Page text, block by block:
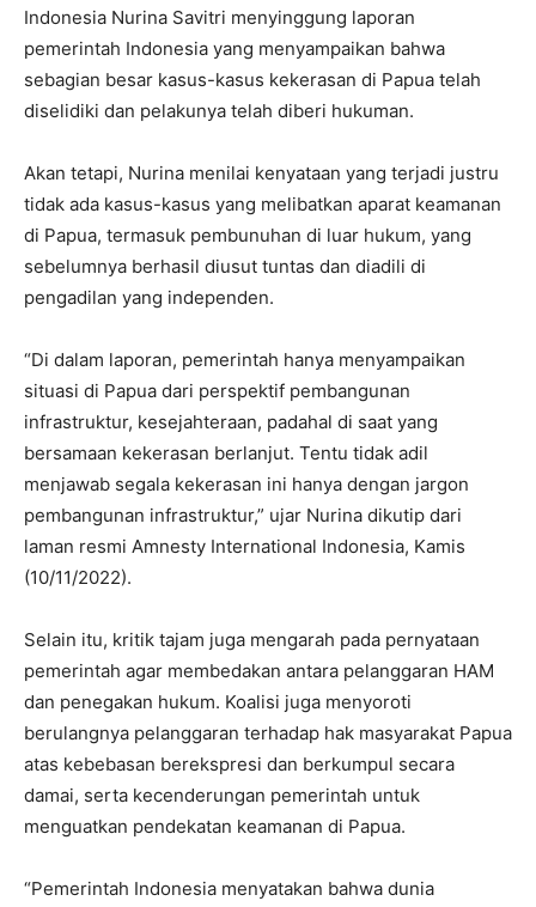
Indonesia Nurina Savitri menyinggung laporan
pemerintah Indonesia yang menyampaikan bahwa
sebagian besar kasus-kasus kekerasan di Papua telah
diselidiki dan pelakunya telah diberi hukuman.
Akan tetapi, Nurina menilai kenyataan yang terjadi justru
tidak ada kasus-kasus yang melibatkan aparat keamanan
di Papua, termasuk pembunuhan di luar hukum, yang
sebelumnya berhasil diusut tuntas dan diadili di
pengadilan yang independen.
“Di dalam laporan, pemerintah hanya menyampaikan
situasi di Papua dari perspektif pembangunan
infrastruktur, kesejahteraan, padahal di saat yang
bersamaan kekerasan berlanjut. Tentu tidak adil
menjawab segala kekerasan ini hanya dengan jargon
pembangunan infrastruktur,” ujar Nurina dikutip dari
laman resmi Amnesty International Indonesia, Kamis
(10/11/2022).
Selain itu, kritik tajam juga mengarah pada pernyataan
pemerintah agar membedakan antara pelanggaran HAM
dan penegakan hukum. Koalisi juga menyoroti
berulangnya pelanggaran terhadap hak masyarakat Papua
atas kebebasan berekspresi dan berkumpul secara
damai, serta kecenderungan pemerintah untuk
menguatkan pendekatan keamanan di Papua.
“Pemerintah Indonesia menyatakan bahwa dunia